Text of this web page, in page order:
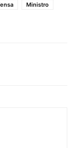
Ministro